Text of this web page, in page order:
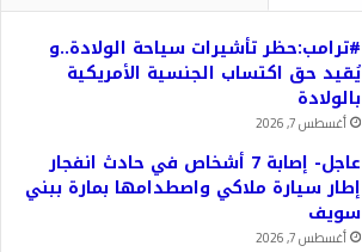
#ترامب:حظر تأشيرات سياحة الولادة..و
يُقيد حق اكتساب الجنسية الأمريكية
بالولادة
أغسطس 7, 2026
عاجل- إصابة 7 أشخاص في حادث انفجار
إطار سيارة ملاكي واصطدامها بمارة ببني
سويف
أغسطس 7, 2026